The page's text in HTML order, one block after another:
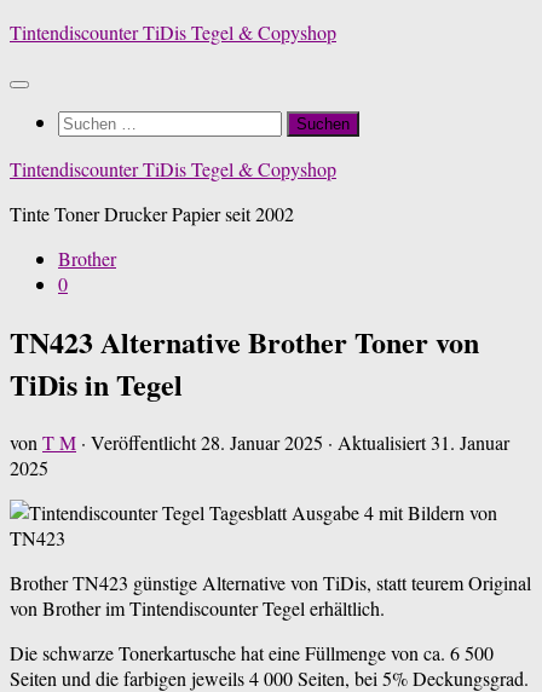
Zum
springen
Tintendiscounter TiDis Tegel & Copyshop
Suchen
Tintendiscounter TiDis Tegel & Copyshop
Tinte Toner Drucker Papier seit 2002
Brother
0
TN423 Alternative Brother Toner von
TiDis in Tegel
von T M · Veröffentlicht28. Januar 2025 · Aktualisiert31. Januar
2025
Brother TN423 günstige Alternative von TiDis, statt teurem Original
von Brother im Tintendiscounter Tegel erhältlich.
Die schwarze Tonerkartusche hat eine Füllmenge von ca. 6 500
Seiten und die farbigen jeweils 4 000 Seiten, bei 5% Deckungsgrad.